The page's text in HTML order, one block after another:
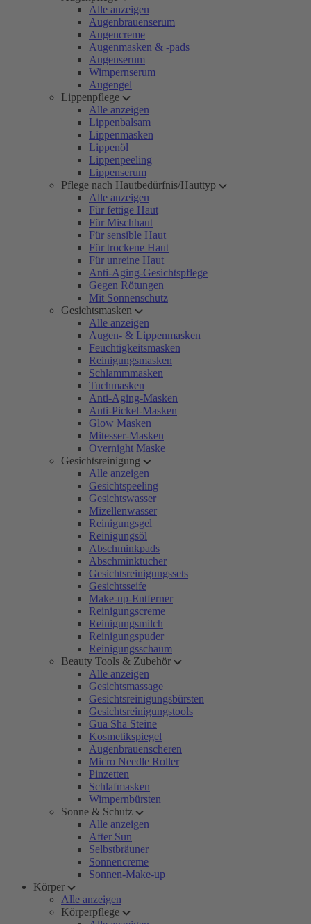
Alle anzeigen
Augenbrauenserum
Augencreme
Augenmasken & -pads
Augenserum
Wimpernserum
Augengel
Lippenpflege
Alle anzeigen
Lippenbalsam
Lippenmasken
Lippenöl
Lippenpeeling
Lippenserum
Pflege nach Hautbedürfnis/Hauttyp
Alle anzeigen
Für fettige Haut
Für Mischhaut
Für sensible Haut
Für trockene Haut
Für unreine Haut
Anti-Aging-Gesichtspflege
Gegen Rötungen
Mit Sonnenschutz
Gesichtsmasken
Alle anzeigen
Augen- & Lippenmasken
Feuchtigkeitsmasken
Reinigungsmasken
Schlammmasken
Tuchmasken
Anti-Aging-Masken
Anti-Pickel-Masken
Glow Masken
Mitesser-Masken
Overnight Maske
Gesichtsreinigung
Alle anzeigen
Gesichtspeeling
Gesichtswasser
Mizellenwasser
Reinigungsgel
Reinigungsöl
Abschminkpads
Abschminktücher
Gesichtsreinigungssets
Gesichtsseife
Make-up-Entferner
Reinigungscreme
Reinigungsmilch
Reinigungspuder
Reinigungsschaum
Beauty Tools & Zubehör
Alle anzeigen
Gesichtsmassage
Gesichtsreinigungsbürsten
Gesichtsreinigungstools
Gua Sha Steine
Kosmetikspiegel
Augenbrauenscheren
Micro Needle Roller
Pinzetten
Schlafmasken
Wimpernbürsten
Sonne & Schutz
Alle anzeigen
After Sun
Selbstbräuner
Sonnencreme
Sonnen-Make-up
Körper
Alle anzeigen
Körperpflege